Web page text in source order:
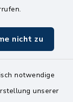
nicht zu
notwendige
unserer